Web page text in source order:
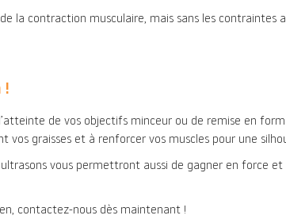
la contraction musculaire, mais sans les contraintes
!
de vos objectifs minceur ou de remise en
graisses et à renforcer vos muscles pour une
vous permettront aussi de gagner en force
contactez-nous dès maintenant !